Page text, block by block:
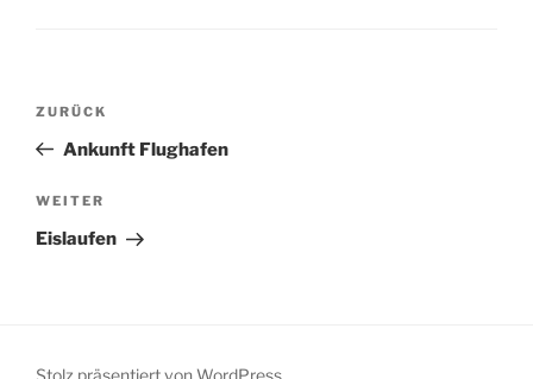
Beitragsnavigation
Vorheriger
Beitrag
ZURÜCK
Ankunft Flughafen
Nächster
Beitrag
WEITER
Eislaufen